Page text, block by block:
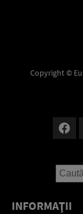
Copyright ©
INFORMAŢII